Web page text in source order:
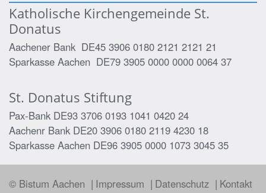
Katholische Kirchengemeinde St.
Donatus
Aachener Bank DE45 3906 0180 2121 2121 21
Sparkasse Aachen DE79 3905 0000 0000 0064 37
St. Donatus Stiftung
Pax-Bank DE93 3706 0193 1041 0420 24
Aachenr Bank DE20 3906 0180 2119 4230 18
Sparkasse Aachen DE96 3905 0000 1073 3045 35
© Bistum Aachen Impressum Datenschutz Kontakt